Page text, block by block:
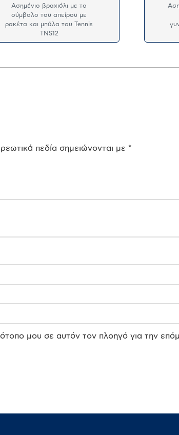
Ασημένιο βραχιόλι με το
σύμβολο του απείρου με
ρακέτα και μπάλα του Tennis
TNS12
πεδία σημειώνονται με *
μου σε αυτόν τον πλοηγό για την